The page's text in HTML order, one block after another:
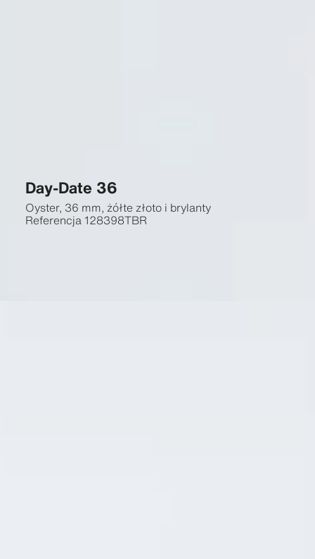
Day-Date 36
Oyster, 36 mm, żółte złoto i brylanty
Referencja128398TBR